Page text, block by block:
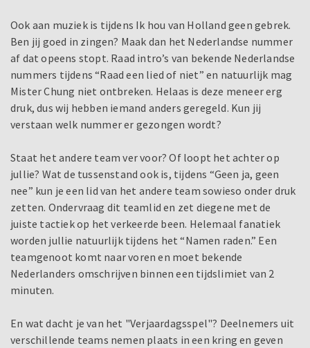
Ook aan muziek is tijdens Ik hou van Holland geen gebrek.
Ben jij goed in zingen? Maak dan het Nederlandse nummer
af dat opeens stopt. Raad intro’s van bekende Nederlandse
nummers tijdens “Raad een lied of niet” en natuurlijk mag
Mister Chung niet ontbreken. Helaas is deze meneer erg
druk, dus wij hebben iemand anders geregeld. Kun jij
verstaan welk nummer er gezongen wordt?
Staat het andere team ver voor? Of loopt het achter op
jullie? Wat de tussenstand ook is, tijdens “Geen ja, geen
nee” kun je een lid van het andere team sowieso onder druk
zetten. Ondervraag dit teamlid en zet diegene met de
juiste tactiek op het verkeerde been. Helemaal fanatiek
worden jullie natuurlijk tijdens het “Namen raden.” Een
teamgenoot komt naar voren en moet bekende
Nederlanders omschrijven binnen een tijdslimiet van 2
minuten.
En wat dacht je van het "Verjaardagsspel"? Deelnemers uit
verschillende teams nemen plaats in een kring en geven